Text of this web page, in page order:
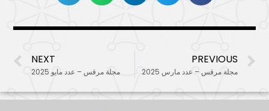
PREVIOUS
مجلة مرقس – عدد مارس 2025
NEXT
مجلة مرقس – عدد مايو 2025